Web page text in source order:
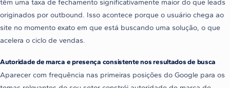
têm uma taxa de fechamento significativamente maior do que leads
originados por outbound. Isso acontece porque o usuário chega ao
site no momento exato em que está buscando uma solução, o que
acelera o ciclo de vendas.
Autoridade de marca e presença consistente nos resultados de busca
Aparecer com frequência nas primeiras posições do Google para os